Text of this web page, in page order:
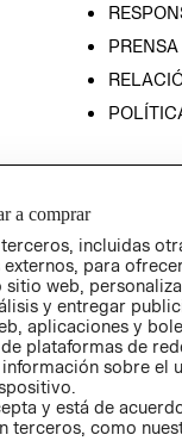
PRENSA
a comprar
incluidas
para
web,
y entregar
aplicaciones y
plataformas de
sobre el
y está de
terceros, como